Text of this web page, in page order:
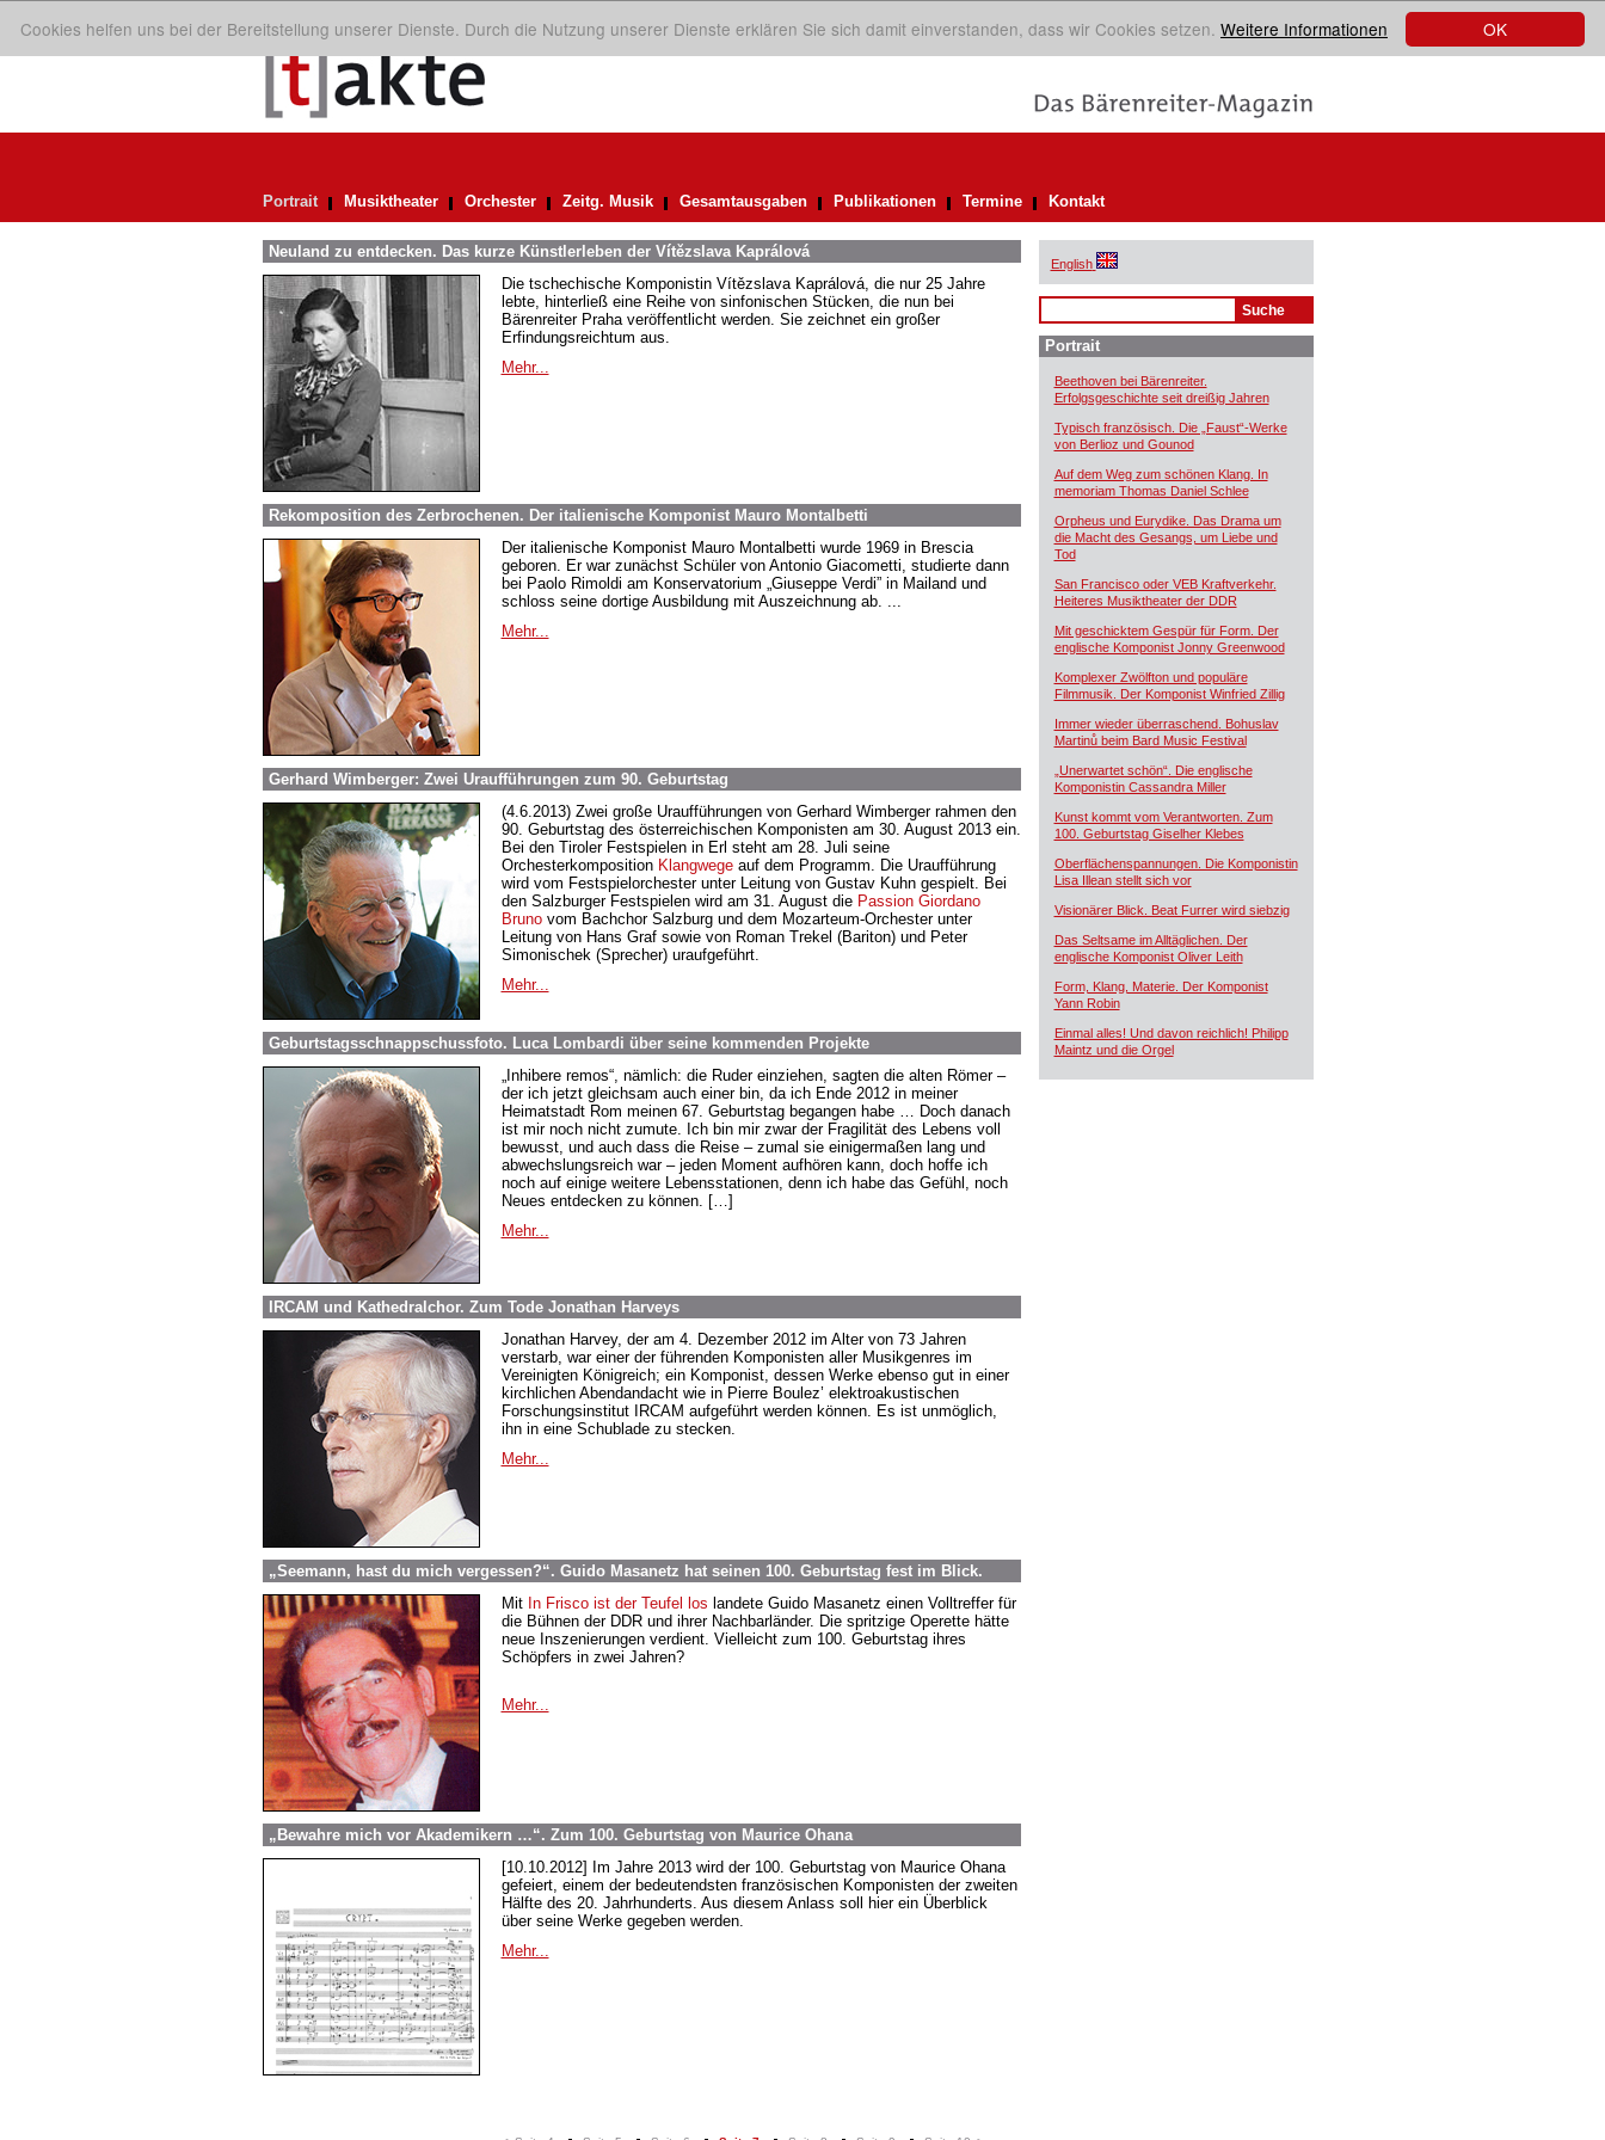
OK
Cookies helfen uns bei der Bereitstellung unserer Dienste. Durch die Nutzung unserer Dienste erklären Sie sich damit einverstanden, dass wir Cookies setzen. Weitere Informationen
Portrait Musiktheater Orchester Zeitg. Musik Gesamtausgaben Publikationen Termine Kontakt
Neuland zu entdecken. Das kurze Künstlerleben der Vítězslava Kaprálová
Die tschechische Komponistin Vítězslava Kaprálová, die nur 25 Jahre
lebte, hinterließ eine Reihe von sinfonischen Stücken, die nun bei
Bärenreiter Praha veröffentlicht werden. Sie zeichnet ein großer
Erfindungsreichtum aus.
Mehr...
Rekomposition des Zerbrochenen. Der italienische Komponist Mauro Montalbetti
Der italienische Komponist Mauro Montalbetti wurde 1969 in Brescia
geboren. Er war zunächst Schüler von Antonio Giacometti, studierte dann
bei Paolo Rimoldi am Konservatorium „Giuseppe Verdi” in Mailand und
schloss seine dortige Ausbildung mit Auszeichnung ab. ...
Mehr...
Gerhard Wimberger: Zwei Uraufführungen zum 90. Geburtstag
(4.6.2013) Zwei große Uraufführungen von Gerhard Wimberger rahmen den
90. Geburtstag des österreichischen Komponisten am 30. August 2013 ein.
Bei den Tiroler Festspielen in Erl steht am 28. Juli seine
Orchesterkomposition Klangwegeauf dem Programm. Die Uraufführung
wird vom Festspielorchester unter Leitung von Gustav Kuhn gespielt. Bei
den Salzburger Festspielen wird am 31. August die Passion Giordano
Brunovom Bachchor Salzburg und dem Mozarteum-Orchester unter
Leitung von Hans Graf sowie von Roman Trekel (Bariton) und Peter
Simonischek (Sprecher) uraufgeführt.
Mehr...
Geburtstagsschnappschussfoto. Luca Lombardi über seine kommenden Projekte
„Inhibere remos“, nämlich: die Ruder einziehen, sagten die alten Römer –
der ich jetzt gleichsam auch einer bin, da ich Ende 2012 in meiner
Heimatstadt Rom meinen 67. Geburtstag begangen habe … Doch danach
ist mir noch nicht zumute. Ich bin mir zwar der Fragilität des Lebens voll
bewusst, und auch dass die Reise – zumal sie einigermaßen lang und
abwechslungsreich war – jeden Moment aufhören kann, doch hoffe ich
noch auf einige weitere Lebensstationen, denn ich habe das Gefühl, noch
Neues entdecken zu können. […]
Mehr...
IRCAM und Kathedralchor. Zum Tode Jonathan Harveys
Jonathan Harvey, der am 4. Dezember 2012 im Alter von 73 Jahren
verstarb, war einer der führenden Komponisten aller Musikgenres im
Vereinigten Königreich; ein Komponist, dessen Werke ebenso gut in einer
kirchlichen Abendandacht wie in Pierre Boulez’ elektroakustischen
Forschungsinstitut IRCAM aufgeführt werden können. Es ist unmöglich,
ihn in eine Schublade zu stecken.
Mehr...
„Seemann, hast du mich vergessen?“. Guido Masanetz hat seinen 100. Geburtstag fest im Blick.
Mit In Frisco ist der Teufel los landete Guido Masanetz einen Volltreffer für
die Bühnen der DDR und ihrer Nachbarländer. Die spritzige Operette hätte
neue Inszenierungen verdient. Vielleicht zum 100. Geburtstag ihres
Schöpfers in zwei Jahren?
Mehr...
„Bewahre mich vor Akademikern …“. Zum 100. Geburtstag von Maurice Ohana
[10.10.2012] Im Jahre 2013 wird der 100. Geburtstag von Maurice Ohana
gefeiert, einem der bedeutendsten französischen Komponisten der zweiten
Hälfte des 20. Jahrhunderts. Aus diesem Anlass soll hier ein Überblick
über seine Werke gegeben werden.
Mehr...
English
Portrait
Beethoven bei Bärenreiter.
Erfolgsgeschichte seit dreißig Jahren
Typisch französisch. Die „Faust“-Werke
von Berlioz und Gounod
Auf dem Weg zum schönen Klang. In
memoriam Thomas Daniel Schlee
Orpheus und Eurydike. Das Drama um
die Macht des Gesangs, um Liebe und
Tod
San Francisco oder VEB Kraftverkehr.
Heiteres Musiktheater der DDR
Mit geschicktem Gespür für Form. Der
englische Komponist Jonny Greenwood
Komplexer Zwölfton und populäre
Filmmusik. Der Komponist Winfried Zillig
Immer wieder überraschend. Bohuslav
Martinů beim Bard Music Festival
„Unerwartet schön“. Die englische
Komponistin Cassandra Miller
Kunst kommt vom Verantworten. Zum
100. Geburtstag Giselher Klebes
Oberflächenspannungen. Die Komponistin
Lisa Illean stellt sich vor
Visionärer Blick. Beat Furrer wird siebzig
Das Seltsame im Alltäglichen. Der
englische Komponist Oliver Leith
Form, Klang, Materie. Der Komponist
Yann Robin
Einmal alles! Und davon reichlich! Philipp
Maintz und die Orgel